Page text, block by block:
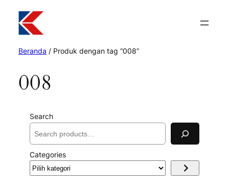
Beranda / Produk dengan tag “008”
008
Search
Categories
Pilih